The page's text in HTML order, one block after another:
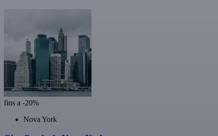
fins a -20%
Nova York